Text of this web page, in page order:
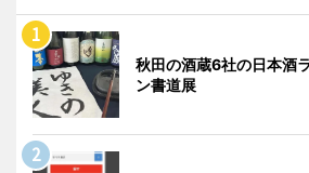
秋田の酒蔵6社の日本酒
ン書道展